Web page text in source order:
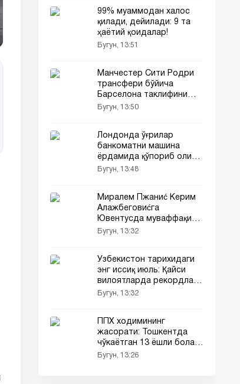
99% муаммодан халос
қилади, дейилади: 9 та
ҳаётий қоидалар!
Бугун, 13:51
Манчестер Сити Родри
трансфери бўйича
Барселона таклифини
рад этишга тайёр
Бугун, 13:50
Лондонда ўғрилар
банкоматни машина
ёрдамида қўпориб олиб
кетишди
Бугун, 13:48
Миралем Пжаниć Керим
Алажбеговиćга
Ювентусда муваффақият
тилади
Бугун, 13:32
Ўзбекистон тарихидаги
энг иссиқ июль: Қайси
вилоятларда рекордлар
янгиланди?
Бугун, 13:32
ППХ ходимининг
жасорати: Тошкентда
чўкаётган 13 ёшли бола
қутқарилди
Бугун, 13:26